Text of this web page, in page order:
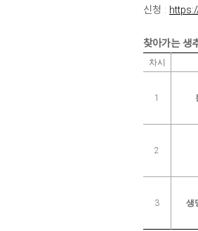
신청 :
찾아가는 생
차시
1
2
3 생